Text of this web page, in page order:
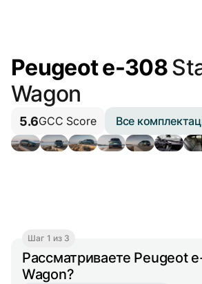
Peugeot e-308
Wagon
5.6GCC Score Все
Шаг 1 из 3
Рассматриваете Peugeot
Wagon?